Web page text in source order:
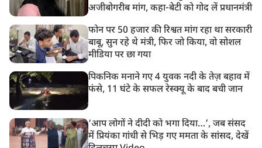
अजीबोगरीब मांग, कहा-बेटी को गोद लें प्रधानमंत्री
फोन पर 50 हजार की रिश्वत मांग रहा था सरकारी
बाबू, सुन रहे थे मंत्री, फिर जो किया, वो सोशल
मीडिया पर छा गया
पिकनिक मनाने गए 4 युवक नदी के तेज़ बहाव में
फंसे, 11 घंटे के सफल रेस्क्यू के बाद बची जान
‘आप लोगों ने दीदी को भगा दिया…’, जब संसद
में प्रियंका गांधी से भिड़ गए ममता के सांसद, देखें